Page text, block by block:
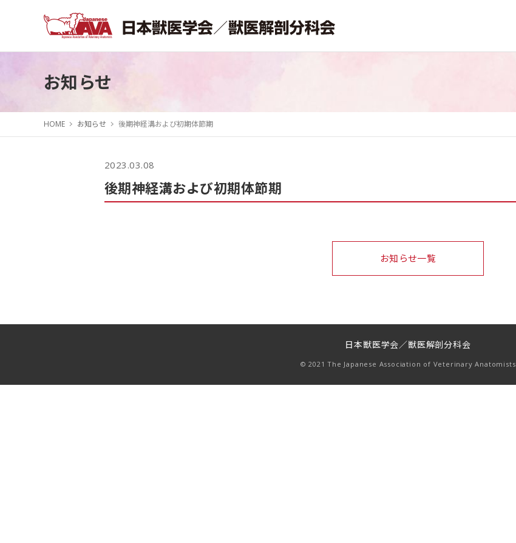
お知らせ
HOME お知らせ 後期神経溝および初期体節期
2023.03.08
後期神経溝および初期体節期
お知らせ一覧
日本獣医学会／獣医解剖分科会
© 2021 The Japanese Association of Veterinary Anatomists